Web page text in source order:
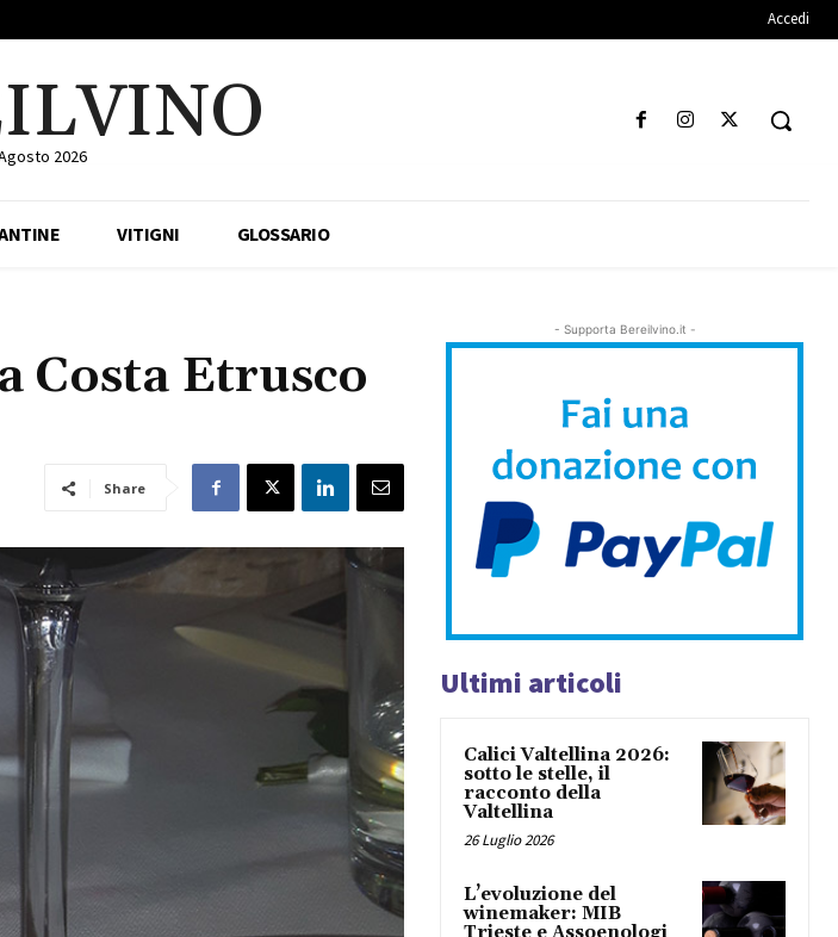
Accedi
2026
VITIGNI GLOSSARIO
Costa Etrusco
Share
- Supporta Bereilvino.it -
Ultimi articoli
Calici Valtellina 2026:
sotto le stelle, il
racconto della
Valtellina
26 Luglio 2026
L’evoluzione del
winemaker: MIB